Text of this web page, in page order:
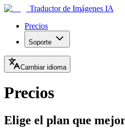
Traductor de Imágenes IA
Precios
Soporte
Cambiar idioma
Precios
Elige el plan que